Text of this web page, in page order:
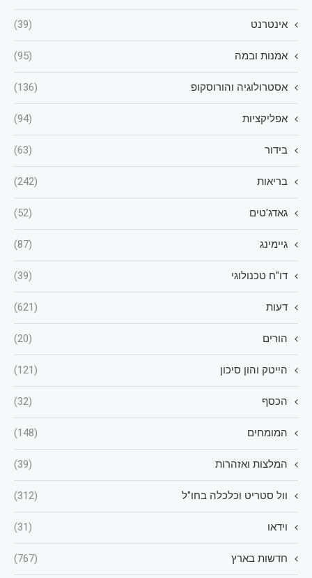
אינטרנט (39)
אמנות ובמה (95)
אסטרולוגיה והורוסקופ (136)
אפליקציות (94)
בידור (63)
בריאות (242)
גאדג'טים (52)
גיימינג (87)
דו"ח טכנולוגי (39)
דעות (621)
הורים (20)
הייטק והון סיכון (121)
הכסף (32)
המומחים (148)
המלצות ואזהרות (39)
וול סטריט וכלכלה בחו"ל (312)
וידאו (31)
חדשות בארץ (767)